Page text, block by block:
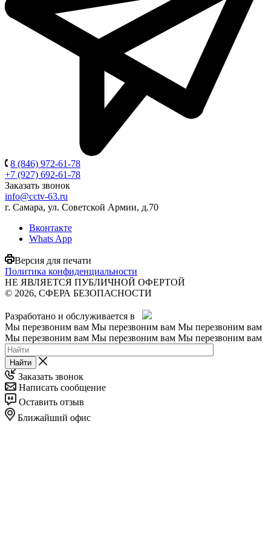
8 (846) 972-61-78
+7 (927) 692-61-78
Заказать звонок
info@cctv-63.ru
г. Самара, ул. Советской Армии, д.70
Вконтакте
Whats App
Версия для печати
Политика конфиденциальности
НЕ ЯВЛЯЕТСЯ ПУБЛИЧНОЙ ОФЕРТОЙ
© 2026, СФЕРА БЕЗОПАСНОСТИ
Разработано и обслуживается в
Мы перезвоним вам Мы перезвоним вам Мы перезвоним вам
Мы перезвоним вам Мы перезвоним вам Мы перезвоним вам
Найти
Заказать звонок
Написать сообщение
Оставить отзыв
Ближайший офис